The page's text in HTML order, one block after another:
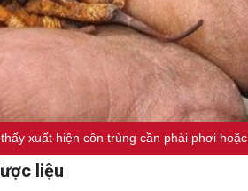
xuất hiện côn trùng cần phải phơi
liệu